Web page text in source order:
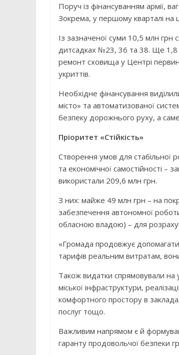
Поруч із фінансуванням армії,
Зокрема, у першому кварталі на
Із зазначеної суми 10,5 млн
дитсадках №23, 36 та 38. Ще 1,8
ремонт сховища у Центрі
укриттів.
Необхідне фінансування
місто» та автоматизованої
безпеку дорожнього руху, а
Пріоритет «Стійкість»
Створення умов для стабільної
та економічної самостійності –
використали 209,6 млн грн.
З них: майже 49 млн грн – на
забезпечення автономної
обласною владою) – для
«Громада продовжує допомагати
тарифів реальним витратам,
Також видатки спрямовували на
міської інфраструктури,
комфортного простору в
послуг тощо.
Важливим напрямом є й
гаранту продовольчої безпеки